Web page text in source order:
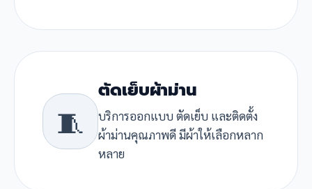
🧵
ตัดเย็บผ้าม่าน
บริการออกแบบ ตัดเย็บ และติดตั้ง
ผ้าม่านคุณภาพดี มีผ้าให้เลือกหลาก
หลาย